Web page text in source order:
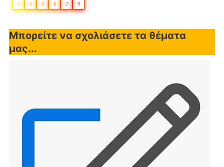
0 6 0 6 2 9
Μπορείτε να σχολιάσετε τα θέματα
μας...